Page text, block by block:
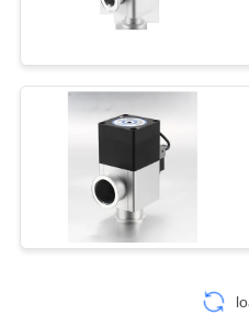
DE
L'USINE
CONTRÔLE
LA
Pompe à
de vis